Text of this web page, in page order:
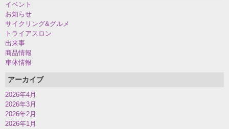
イベント
お知らせ
サイクリング&グルメ
トライアスロン
出来事
商品情報
車体情報
アーカイブ
2026年4月
2026年3月
2026年2月
2026年1月